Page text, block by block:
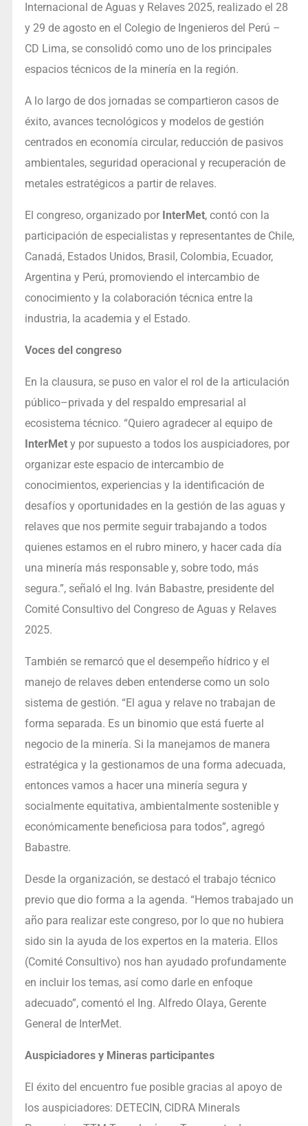
Internacional de Aguas y Relaves 2025, realizado el 28
y 29 de agosto en el Colegio de Ingenieros del Perú –
CD Lima, se consolidó como uno de los principales
espacios técnicos de la minería en la región.
A lo largo de dos jornadas se compartieron casos de
éxito, avances tecnológicos y modelos de gestión
centrados en economía circular, reducción de pasivos
ambientales, seguridad operacional y recuperación de
metales estratégicos a partir de relaves.
El congreso, organizado por InterMet, contó con la
participación de especialistas y representantes de Chile,
Canadá, Estados Unidos, Brasil, Colombia, Ecuador,
Argentina y Perú, promoviendo el intercambio de
conocimiento y la colaboración técnica entre la
industria, la academia y el Estado.
Voces del congreso
En la clausura, se puso en valor el rol de la articulación
público–privada y del respaldo empresarial al
ecosistema técnico. “Quiero agradecer al equipo de
InterMety por supuesto a todos los auspiciadores, por
organizar este espacio de intercambio de
conocimientos, experiencias y la identificación de
desafíos y oportunidades en la gestión de las aguas y
relaves que nos permite seguir trabajando a todos
quienes estamos en el rubro minero, y hacer cada día
una minería más responsable y, sobre todo, más
segura.”, señaló el Ing. Iván Babastre, presidente del
Comité Consultivo del Congreso de Aguas y Relaves
2025.
También se remarcó que el desempeño hídrico y el
manejo de relaves deben entenderse como un solo
sistema de gestión. “El agua y relave no trabajan de
forma separada. Es un binomio que está fuerte al
negocio de la minería. Si la manejamos de manera
estratégica y la gestionamos de una forma adecuada,
entonces vamos a hacer una minería segura y
socialmente equitativa, ambientalmente sostenible y
económicamente beneficiosa para todos”, agregó
Babastre.
Desde la organización, se destacó el trabajo técnico
previo que dio forma a la agenda. “Hemos trabajado un
año para realizar este congreso, por lo que no hubiera
sido sin la ayuda de los expertos en la materia. Ellos
(Comité Consultivo) nos han ayudado profundamente
en incluir los temas, así como darle en enfoque
adecuado”, comentó el Ing. Alfredo Olaya, Gerente
General de InterMet.
Auspiciadores y Mineras participantes
El éxito del encuentro fue posible gracias al apoyo de
los auspiciadores: DETECIN, CIDRA Minerals